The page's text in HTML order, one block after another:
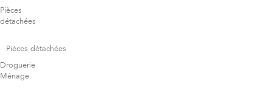
Pièces
détachées
Pièces détachées
Droguerie
Ménage